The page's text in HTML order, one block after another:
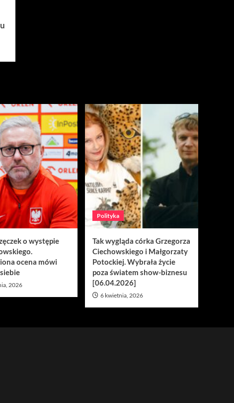
o występie
ocena mówi
2026
Polityka
Tak wygląda córka Grzegorza
Ciechowskiego i Małgorzaty
Potockiej. Wybrała życie
poza światem show-biznesu
[06.04.2026]
6 kwietnia, 2026